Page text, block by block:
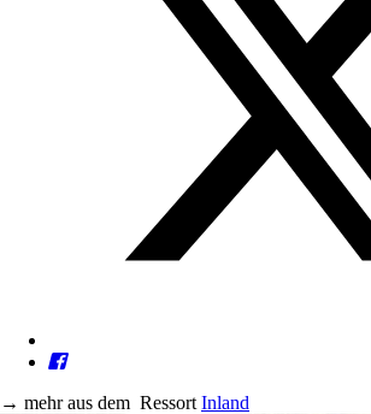
→ mehr aus dem Ressort Inland